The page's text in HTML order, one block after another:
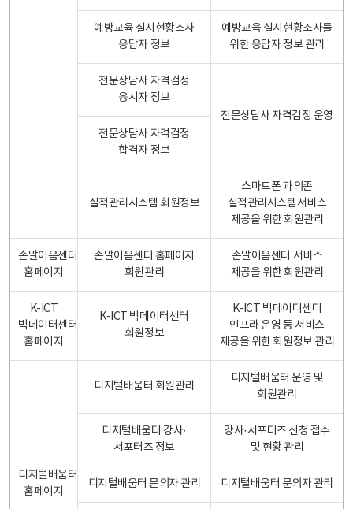
예방교육 실시현황조사
응답자 정보
예방교육 실시현황조사를
위한 응답자 정보 관리
전문상담사 자격검정
응시자 정보
전문상담사 자격검정 운영
전문상담사 자격검정
합격자 정보
실적관리시스템 회원정보
스마트폰 과의존
실적관리시스템서비스
제공을 위한 회원관리
손말이음센터
홈페이지
손말이음센터 홈페이지
회원관리
손말이음센터 서비스
제공을 위한 회원관리
K-ICT
빅데이터센터
홈페이지
K-ICT 빅데이터센터
회원정보
K-ICT 빅데이터센터
인프라 운영 등 서비스
제공을 위한 회원정보 관리
디지털배움터
홈페이지
디지털배움터 회원관리
디지털배움터 운영 및
회원관리
디지털배움터 강사·
서포터즈 정보
강사·서포터즈 신청 접수
및 현황 관리
디지털배움터 문의자 관리 디지털배움터 문의자 관리